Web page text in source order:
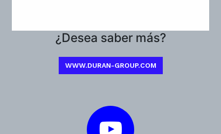
¿Desea saber más?
WWW.DURAN-GROUP.COM